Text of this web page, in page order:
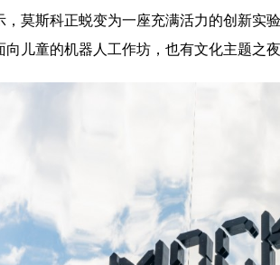
，莫斯科正蜕变为一座充满活力的创新
向儿童的机器人工作坊，也有文化主题之